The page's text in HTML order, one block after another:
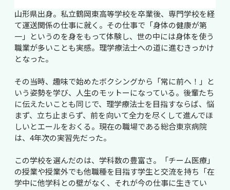
山形県出身。私立鶴岡東高等学校を卒業後、専門学校を経
て運送関係の仕事に就く。その仕事で「身体の健康が第
一」というのを身をもって体験し、世の中には身体を使う
職業が多いことも実感。理学療法士への道に進むきっかけ
となった。
その当時、趣味で始めたボクシングから「常に前へ！」と
いう姿勢を学び、人生のモットーになっている。後輩たち
に伝えたいことも同じで、理学療法士を目指すならば、悩
まず、立ち止まらず、前を向いて全力を尽くして進んでほ
しいとエールをおくる。現在の職場である総合東京病院
は、4年次の実習先だった。
この学校を選んだのは、学科数の豊富さ。「チーム医療」
の授業や授業外でも他職種を目指す学生と交流を持ち「在
学中に他学科との壁がなく、それが今の仕事に生きてい